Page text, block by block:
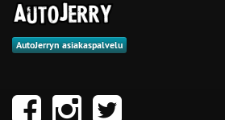
AutoJerryn asiakaspalvelu